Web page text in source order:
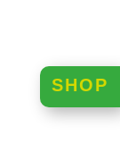
SHOP